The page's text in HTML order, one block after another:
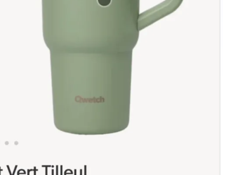
Aumente as suas conversões